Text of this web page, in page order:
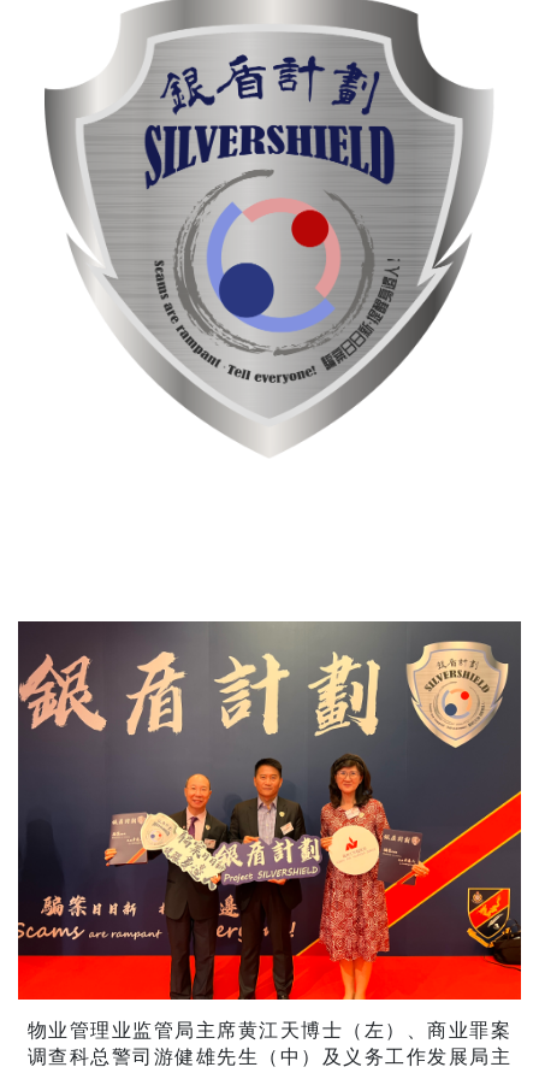
物业管理业监管局主席黄江天博士（左）、商业罪案
调查科总警司游健雄先生（中）及义务工作发展局主